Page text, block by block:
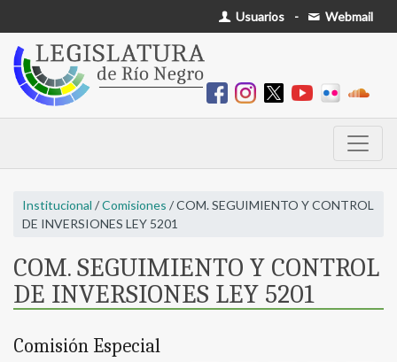
Usuarios - Webmail
Institucional /Comisiones / COM. SEGUIMIENTO Y CONTROL
DE INVERSIONES LEY 5201
COM. SEGUIMIENTO Y CONTROL
DE INVERSIONES LEY 5201
Comisión Especial